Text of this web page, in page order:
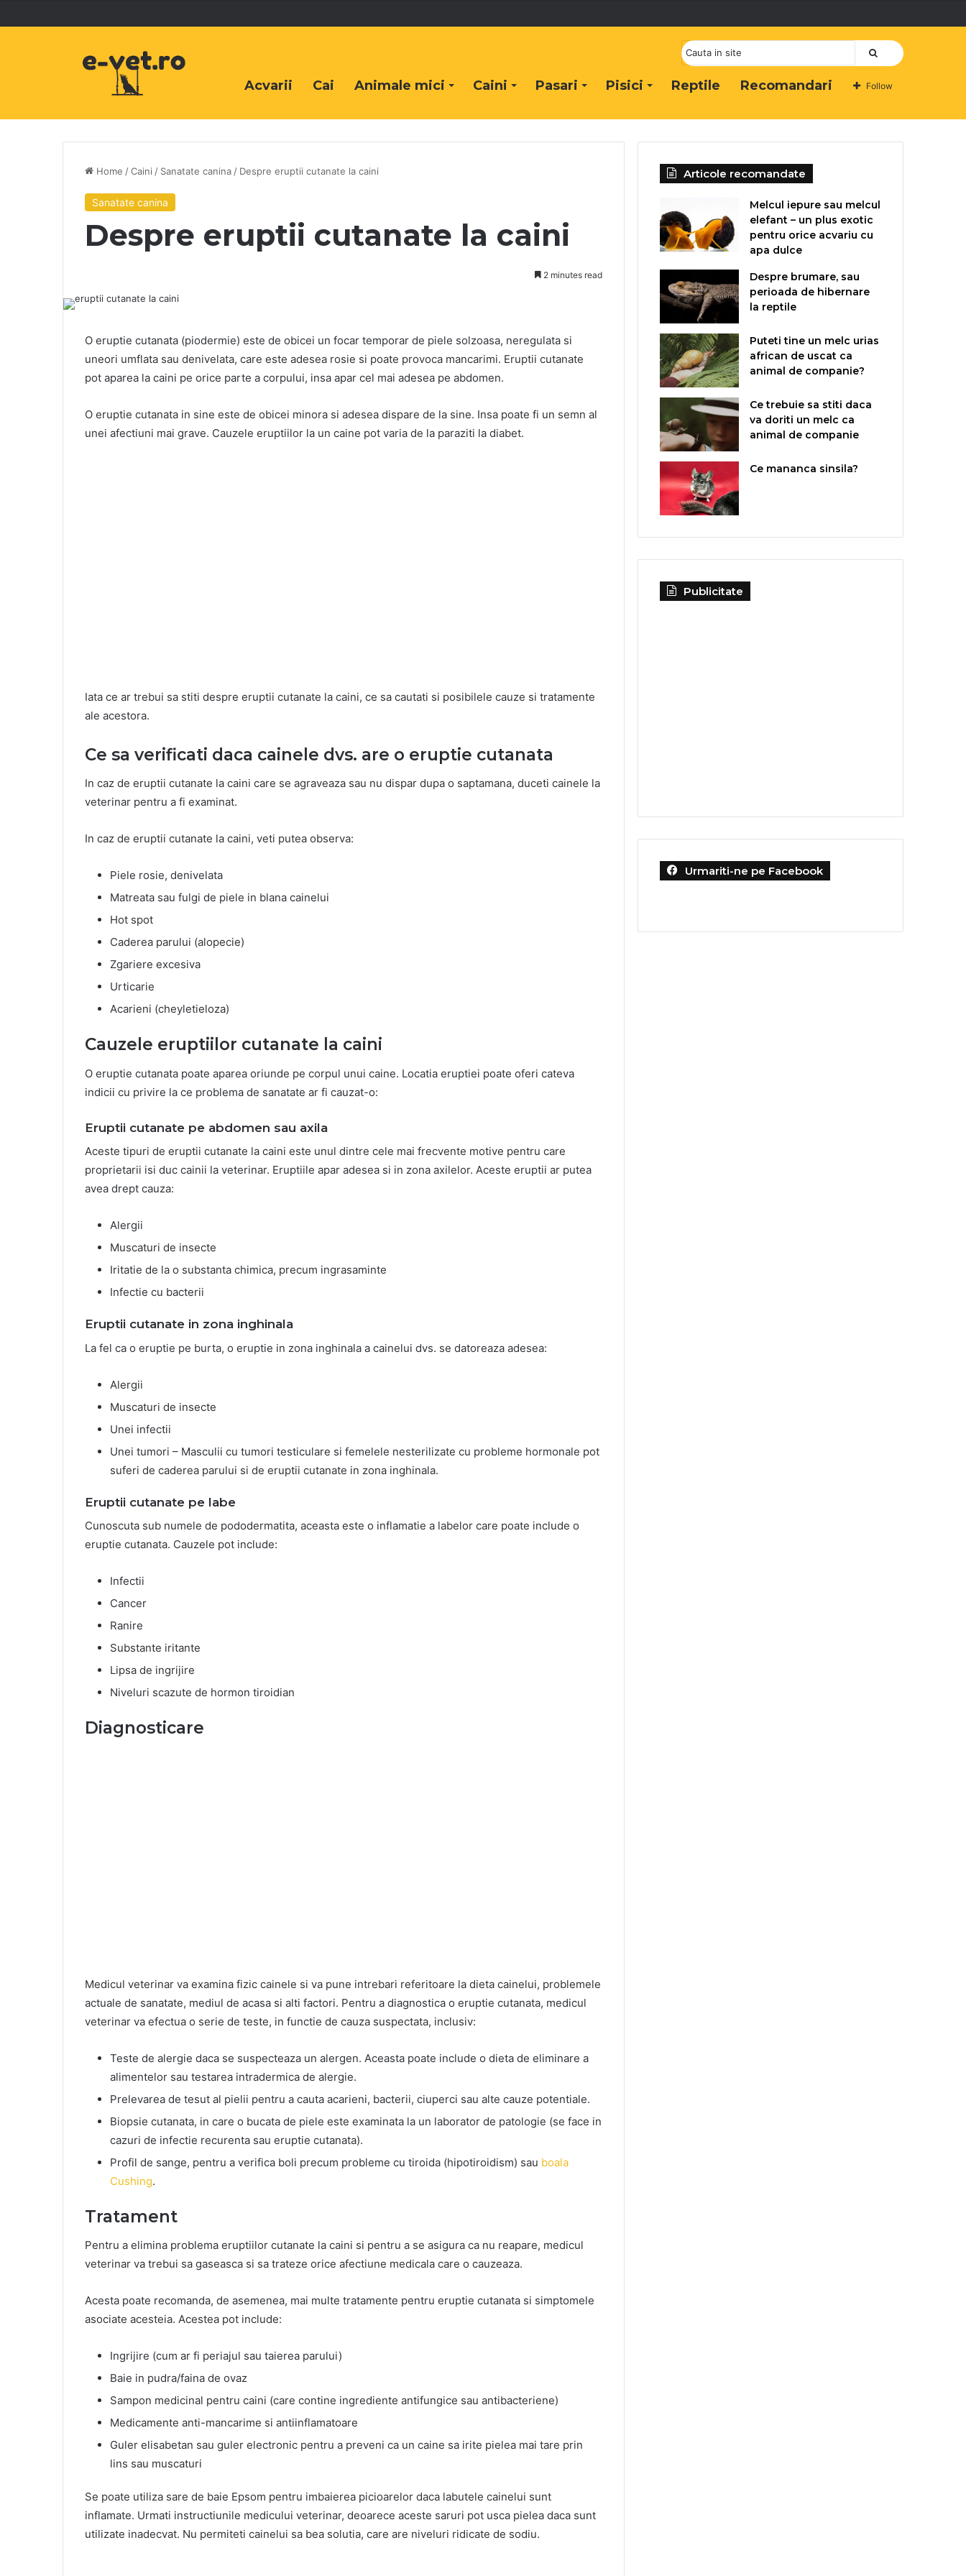
Cauta
Acvarii Cai Animale mici Caini Pasari Pisici Reptile Recomandari Follow
Home /Caini / Sanatate canina / Despre eruptii cutanate la caini
Sanatate canina
Despre eruptii cutanate la caini
2 minutes read
O eruptie cutanata (piodermie) este de obicei un focar temporar de piele solzoasa, neregulata si
uneori umflata sau denivelata, care este adesea rosie si poate provoca mancarimi. Eruptii cutanate
pot aparea la caini pe orice parte a corpului, insa apar cel mai adesea pe abdomen.
O eruptie cutanata in sine este de obicei minora si adesea dispare de la sine. Insa poate fi un semn al
unei afectiuni mai grave. Cauzele eruptiilor la un caine pot varia de la paraziti la diabet.
Iata ce ar trebui sa stiti despre eruptii cutanate la caini, ce sa cautati si posibilele cauze si tratamente
ale acestora.
Ce sa verificati daca cainele dvs. are o eruptie cutanata
In caz de eruptii cutanate la caini care se agraveaza sau nu dispar dupa o saptamana, duceti cainele la
veterinar pentru a fi examinat.
In caz de eruptii cutanate la caini, veti putea observa:
Piele rosie, denivelata
Matreata sau fulgi de piele in blana cainelui
Hot spot
Caderea parului (alopecie)
Zgariere excesiva
Urticarie
Acarieni (cheyletieloza)
Cauzele eruptiilor cutanate la caini
O eruptie cutanata poate aparea oriunde pe corpul unui caine. Locatia eruptiei poate oferi cateva
indicii cu privire la ce problema de sanatate ar fi cauzat-o:
Eruptii cutanate pe abdomen sau axila
Aceste tipuri de eruptii cutanate la caini este unul dintre cele mai frecvente motive pentru care
proprietarii isi duc cainii la veterinar. Eruptiile apar adesea si in zona axilelor. Aceste eruptii ar putea
avea drept cauza:
Alergii
Muscaturi de insecte
Iritatie de la o substanta chimica, precum ingrasaminte
Infectie cu bacterii
Eruptii cutanate in zona inghinala
La fel ca o eruptie pe burta, o eruptie in zona inghinala a cainelui dvs. se datoreaza adesea:
Alergii
Muscaturi de insecte
Unei infectii
Unei tumori – Masculii cu tumori testiculare si femelele nesterilizate cu probleme hormonale pot
suferi de caderea parului si de eruptii cutanate in zona inghinala.
Eruptii cutanate pe labe
Cunoscuta sub numele de pododermatita, aceasta este o inflamatie a labelor care poate include o
eruptie cutanata. Cauzele pot include:
Infectii
Cancer
Ranire
Substante iritante
Lipsa de ingrijire
Niveluri scazute de hormon tiroidian
Diagnosticare
Medicul veterinar va examina fizic cainele si va pune intrebari referitoare la dieta cainelui, problemele
actuale de sanatate, mediul de acasa si alti factori. Pentru a diagnostica o eruptie cutanata, medicul
veterinar va efectua o serie de teste, in functie de cauza suspectata, inclusiv:
Teste de alergie daca se suspecteaza un alergen. Aceasta poate include o dieta de eliminare a
alimentelor sau testarea intradermica de alergie.
Prelevarea de tesut al pielii pentru a cauta acarieni, bacterii, ciuperci sau alte cauze potentiale.
Biopsie cutanata, in care o bucata de piele este examinata la un laborator de patologie (se face in
cazuri de infectie recurenta sau eruptie cutanata).
Profil de sange, pentru a verifica boli precum probleme cu tiroida (hipotiroidism) sau boala
Cushing.
Tratament
Pentru a elimina problema eruptiilor cutanate la caini si pentru a se asigura ca nu reapare, medicul
veterinar va trebui sa gaseasca si sa trateze orice afectiune medicala care o cauzeaza.
Acesta poate recomanda, de asemenea, mai multe tratamente pentru eruptie cutanata si simptomele
asociate acesteia. Acestea pot include:
Ingrijire (cum ar fi periajul sau taierea parului)
Baie in pudra/faina de ovaz
Sampon medicinal pentru caini (care contine ingrediente antifungice sau antibacteriene)
Medicamente anti-mancarime si antiinflamatoare
Guler elisabetan sau guler electronic pentru a preveni ca un caine sa irite pielea mai tare prin
lins sau muscaturi
Se poate utiliza sare de baie Epsom pentru imbaierea picioarelor daca labutele cainelui sunt
inflamate. Urmati instructiunile medicului veterinar, deoarece aceste saruri pot usca pielea daca sunt
utilizate inadecvat. Nu permiteti cainelui sa bea solutia, care are niveluri ridicate de sodiu.
Articole recomandate
Melcul iepure sau melcul
elefant – un plus exotic
pentru orice acvariu cu
apa dulce
Despre brumare, sau
perioada de hibernare
la reptile
Puteti tine un melc urias
african de uscat ca
animal de companie?
Ce trebuie sa stiti daca
va doriti un melc ca
animal de companie
Ce mananca sinsila?
Publicitate
Urmariti-ne pe Facebook